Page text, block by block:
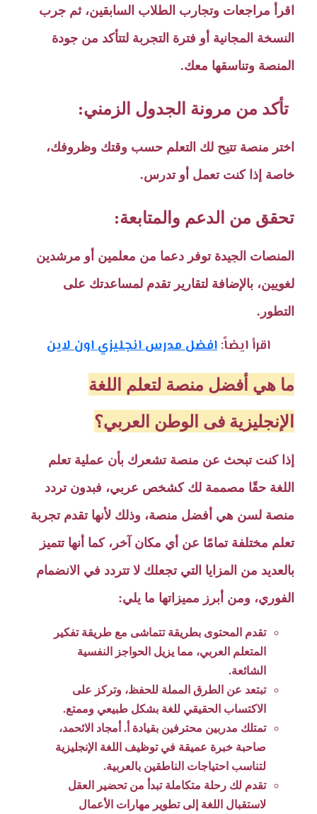
اقرأ مراجعات وتجارب الطلاب السابقين، ثم جرب
النسخة المجانية أو فترة التجربة لتتأكد من جودة
المنصة وتناسقها معك.
تأكد من مرونة الجدول الزمني:
اختر منصة تتيح لك التعلم حسب وقتك وظروفك،
خاصة إذا كنت تعمل أو تدرس.
تحقق من الدعم والمتابعة:
المنصات الجيدة توفر دعما من معلمين أو مرشدين
لغويين، بالإضافة لتقارير تقدم لمساعدتك على
التطور.
اقرأ ايضاً: افضل مدرس انجليزي اون لاين
ما هي أفضل منصة لتعلم اللغة
الإنجليزية فى الوطن العربي؟
إذا كنت تبحث عن منصة تشعرك بأن عملية تعلم
اللغة حقًا مصممة لك كشخص عربي، فبدون تردد
منصة لسن هي أفضل منصة، وذلك لأنها تقدم تجربة
تعلم مختلفة تمامًا عن أي مكان آخر، كما أنها تتميز
بالعديد من المزايا التي تجعلك لا تتردد في الانضمام
الفوري، ومن أبرز مميزاتها ما يلي:
تقدم المحتوى بطريقة تتماشى مع طريقة تفكير
المتعلم العربي، مما يزيل الحواجز النفسية
الشائعة.
تبتعد عن الطرق المملة للحفظ، وتركز على
الاكتساب الحقيقي للغة بشكل طبيعي وممتع.
تمتلك مدربين محترفين بقيادة أ. أمجاد الائحمد،
صاحبة خبرة عميقة في توظيف اللغة الإنجليزية
لتناسب احتياجات الناطقين بالعربية.
تقدم لك رحلة متكاملة تبدأ من تحضير العقل
لاستقبال اللغة إلى تطوير مهارات الأعمال